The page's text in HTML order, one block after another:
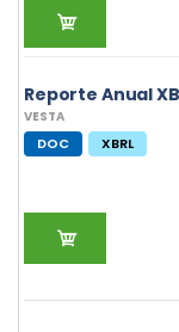
Reporte Anual
VESTA
DOC XBRL